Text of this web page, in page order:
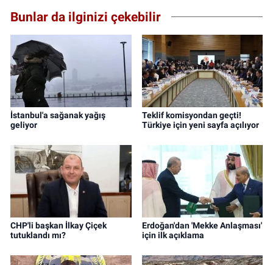
Bunlar da ilginizi çekebilir
İstanbul'a sağanak yağış
geliyor
Teklif komisyondan geçti!
Türkiye için yeni sayfa açılıyor
CHP'li başkan İlkay Çiçek
tutuklandı mı?
Erdoğan'dan 'Mekke Anlaşması'
için ilk açıklama